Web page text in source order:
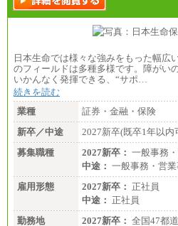
日本生命では様々な強みをもった幅広
のフィールドは多種多様です。障がい
いかんなく発揮できる、“サポ…
続きを読む
業種
証券・金融・保険
新卒／中途
2027新卒(既卒1年以内
募集職種
2027新卒： 一般事務
中途： 一般事務・営
雇用形態
2027新卒： 正社員
中途： 正社員
勤務地
2027新卒： 全国47都